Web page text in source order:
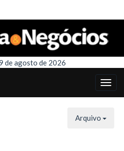
de agosto de 2026
Arquivo